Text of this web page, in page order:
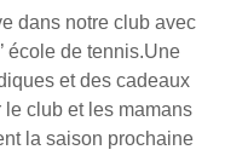
dans notre club avec
école de tennis.Une
et des cadeaux
le club et les mamans
la saison prochaine